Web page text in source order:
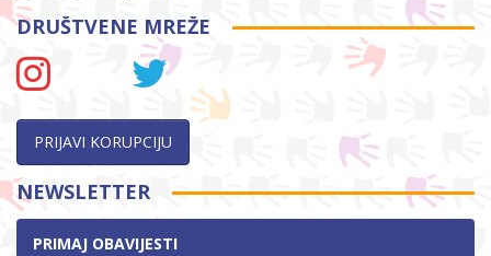
DRUŠTVENE MREŽE
PRIJAVI KORUPCIJU
NEWSLETTER
PRIMAJ OBAVIJESTI